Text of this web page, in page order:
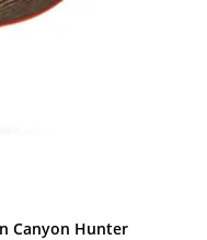
Canyon Hunter